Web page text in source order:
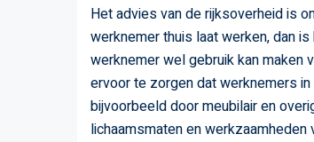
Het advies van de rijksoverheid is
werknemer thuis laat werken, dan
werknemer wel gebruik kan maken
ervoor te zorgen dat werknemers
bijvoorbeeld door meubilair en
lichaamsmaten en